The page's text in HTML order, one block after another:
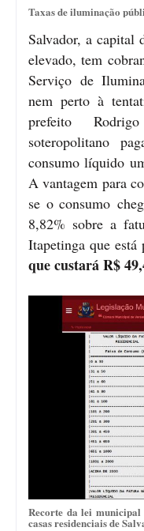
Taxas de iluminação
Salvador, a capital
elevado, tem
Serviço de
nem perto à
prefeito
soteropolitano
consumo líquido
A vantagem para
se o consumo
8,82% sobre a
Itapetinga que
que custará R$
Recorte da lei
casas residenciais de